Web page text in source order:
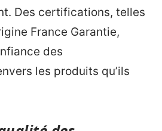
Des certifications, telles
France Garantie,
des
les produits qu’ils